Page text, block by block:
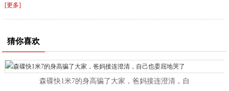
[更多]
猜你喜欢
森碟快1米7的身高骗了大家，爸妈接连澄清，自